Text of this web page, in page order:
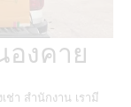
งคาย
า สำนักงาน เรามี